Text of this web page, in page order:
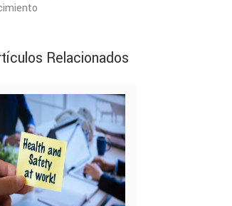
Relacionados